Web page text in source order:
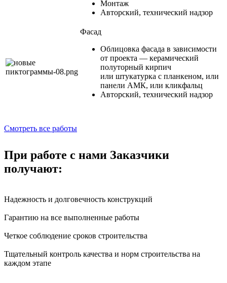
Монтаж
Авторский, технический надзор
Фасад
Облицовка фасада в зависимости
от проекта — керамический
полуторный кирпич
или штукатурка с планкеном, или
панели АМК, или кликфальц
Авторский, технический надзор
Смотреть все работы
При работе с нами Заказчики
получают:
Надежность и долговечность конструкций
Гарантию на все выполненные работы
Четкое соблюдение сроков строительства
Тщательный контроль качества и норм строительства на
каждом этапе